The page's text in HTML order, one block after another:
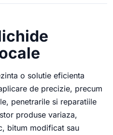
o solutie eficienta
de precizie, precum
penetrarile si reparatiile
produse variaza,
bitum modificat sau